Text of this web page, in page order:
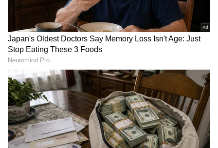
Image Credit :Getty
ಅಪಾರ್ಟ್‌ಮೆಂಟ್ ಗಾತ್ರ ಮತ್ತು ನೋಂದಣಿ ವಿವರ
ಶ್ರೇಯಸ್ ಅಯ್ಯರ್ ಬಾಡಿಗೆಗೆ ಪಡೆದಿರುವ ಈ ಫ್ಲಾಟ್ ವರ್ಲಿ
ಭಾಗದ ಪ್ರಸಿದ್ಧ ‘ಆರ್ಟೇಶಿಯಾ’ (Artesia) ಹೆಸರಿನ
ಬಹುಮಹಡಿ ಕಟ್ಟಡದಲ್ಲಿದೆ. ದಾಖಲೆಗಳ ಪ್ರಕಾರ, ಈ ಫ್ಲಾಟ್‌ನ
ಒಟ್ಟು ವಿಸ್ತೀರ್ಣ ಸುಮಾರು 3,875 ಚದರ ಅಡಿಗಳಾಗಿದ್ದು,
ಇದರೊಂದಿಗೆ ನಾಲ್ಕು ಕಾರುಗಳ ಪಾರ್ಕಿಂಗ್ ವ್ಯವಸ್ಥೆಯೂ
ಸಿಕ್ಕಿದೆ. ಈ ಲೀಸ್ ಒಪ್ಪಂದವು 2026 ಜೂನ್ 10 ರಂದು